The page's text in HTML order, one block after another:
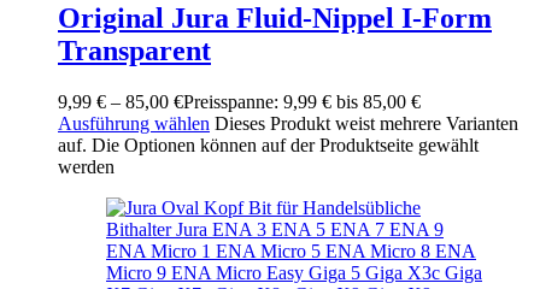
Original Jura Fluid-Nippel I-Form
Transparent
9,99 € – 85,00 €Preisspanne: 9,99 € bis 85,00 €
Ausführung wählen Dieses Produkt weist mehrere Varianten
auf. Die Optionen können auf der Produktseite gewählt
werden